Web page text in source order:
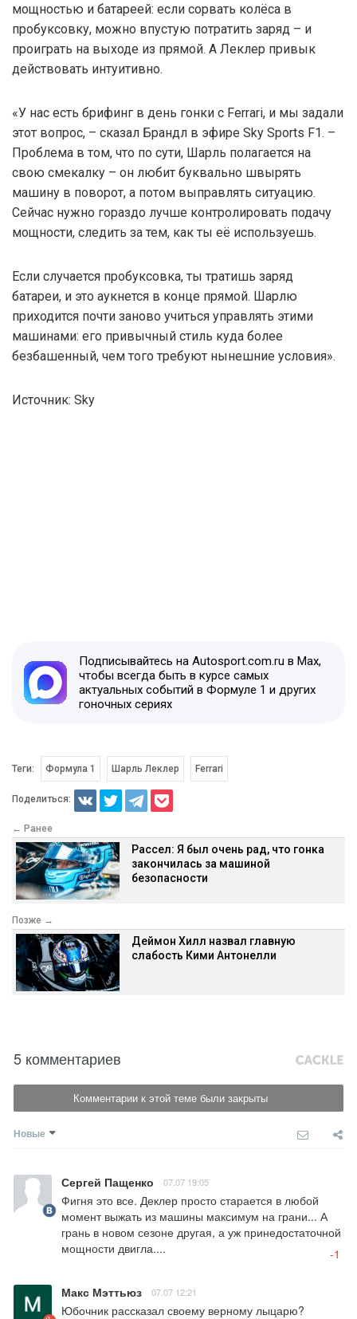
мощностью и батареей: если сорвать колёса в
пробуксовку, можно впустую потратить заряд – и
проиграть на выходе из прямой. А Леклер привык
действовать интуитивно.
«У нас есть брифинг в день гонки с Ferrari, и мы задали
этот вопрос, – сказал Брандл в эфире Sky Sports F1. –
Проблема в том, что по сути, Шарль полагается на
свою смекалку – он любит буквально швырять
машину в поворот, а потом выправлять ситуацию.
Сейчас нужно гораздо лучше контролировать подачу
мощности, следить за тем, как ты её используешь.
Если случается пробуксовка, ты тратишь заряд
батареи, и это аукнется в конце прямой. Шарлю
приходится почти заново учиться управлять этими
машинами: его привычный стиль куда более
безбашенный, чем того требуют нынешние условия».
Источник: Sky
Подписывайтесь на Autosport.com.ru в Max,
чтобы всегда быть в курсе самых
актуальных событий в Формуле 1 и других
гоночных сериях
Теги: Формула 1 Шарль Леклер Ferrari
Поделиться:
← Ранее
Рассел: Я был очень рад, что гонка
закончилась за машиной
безопасности
Позже →
Деймон Хилл назвал главную
слабость Кими Антонелли
5 комментариев
Комментарии к этой теме были закрыты
Новые
Сергей Пащенко 07.07 19:05
Фигня это все. Деклер просто старается в любой
момент выжать из машины максимум на грани... А
грань в новом сезоне другая, а уж принедостаточной
мощности двигла....
-1
Макс Мэттьюз 07.07 12:21
Юбочник рассказал своему верному лыцарю?